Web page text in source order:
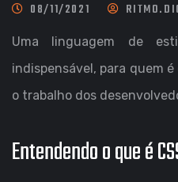
08/11/2021
Uma linguagem de
indispensável, para quem
o trabalho dos
Entendendo o que é